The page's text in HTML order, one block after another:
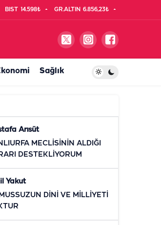
BIST 14.598₺ GR.ALTIN 6.856,23₺
Sağlık
Arısüt
MECLİSİNİN ALDIĞI
DESTEKLİYORUM
Yakut
DİNİ VE MİLLİYETİ